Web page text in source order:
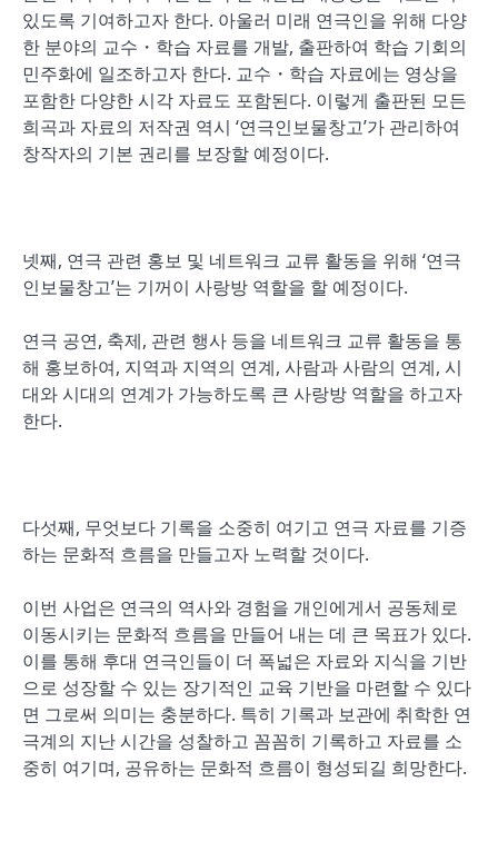
있도록 기여하고자 한다. 아울러 미래 연극인을 위해 다양
한 분야의 교수・학습 자료를 개발, 출판하여 학습 기회의
민주화에 일조하고자 한다. 교수・학습 자료에는 영상을
포함한 다양한 시각 자료도 포함된다. 이렇게 출판된 모든
희곡과 자료의 저작권 역시 ‘연극인보물창고’가 관리하여
창작자의 기본 권리를 보장할 예정이다.
넷째, 연극 관련 홍보 및 네트워크 교류 활동을 위해 ‘연극
인보물창고’는 기꺼이 사랑방 역할을 할 예정이다.
연극 공연, 축제, 관련 행사 등을 네트워크 교류 활동을 통
해 홍보하여, 지역과 지역의 연계, 사람과 사람의 연계, 시
대와 시대의 연계가 가능하도록 큰 사랑방 역할을 하고자
한다.
다섯째, 무엇보다 기록을 소중히 여기고 연극 자료를 기증
하는 문화적 흐름을 만들고자 노력할 것이다.
이번 사업은 연극의 역사와 경험을 개인에게서 공동체로
이동시키는 문화적 흐름을 만들어 내는 데 큰 목표가 있다.
이를 통해 후대 연극인들이 더 폭넓은 자료와 지식을 기반
으로 성장할 수 있는 장기적인 교육 기반을 마련할 수 있다
면 그로써 의미는 충분하다. 특히 기록과 보관에 취학한 연
극계의 지난 시간을 성찰하고 꼼꼼히 기록하고 자료를 소
중히 여기며, 공유하는 문화적 흐름이 형성되길 희망한다.